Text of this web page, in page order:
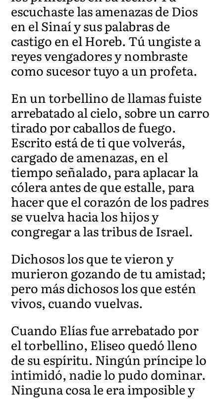
escuchaste las amenazas de Dios
en el Sinaí y sus palabras de
castigo en el Horeb. Tú ungiste a
reyes vengadores y nombraste
como sucesor tuyo a un profeta.
En un torbellino de llamas fuiste
arrebatado al cielo, sobre un carro
tirado por caballos de fuego.
Escrito está de ti que volverás,
cargado de amenazas, en el
tiempo señalado, para aplacar la
cólera antes de que estalle, para
hacer que el corazón de los padres
se vuelva hacia los hijos y
congregar a las tribus de Israel.
Dichosos los que te vieron y
murieron gozando de tu amistad;
pero más dichosos los que estén
vivos, cuando vuelvas.
CuandoElías fue arrebatado por
el torbellino, Eliseo quedó lleno
de su espíritu. Ningún príncipe lo
intimidó, nadie lo pudo dominar.
Ninguna cosa le era imposible y